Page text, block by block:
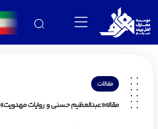
مقالات
مقاله«عبدالعظيم حسني و روايات مهدويت»